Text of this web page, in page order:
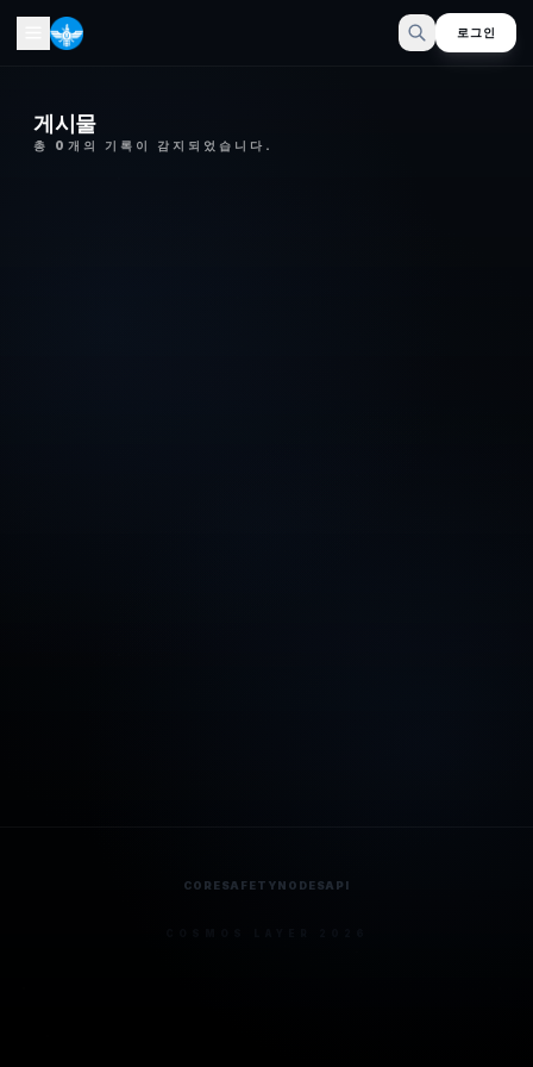
로그인
게시물
총 0 개의 기록이 감지되었습니다.
CORESAFETYNODESAPI